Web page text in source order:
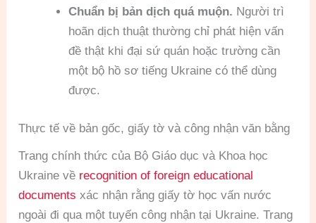
Chuẩn bị bản dịch quá muộn. Người trì
hoãn dịch thuật thường chỉ phát hiện vấn
đề thật khi đại sứ quán hoặc trường cần
một bộ hồ sơ tiếng Ukraine có thể dùng
được.
Thực tế về bản gốc, giấy tờ và công nhận văn bằng
Trang chính thức của Bộ Giáo dục và Khoa học
Ukraine về recognition of foreign educational
documents xác nhận rằng giấy tờ học vấn nước
ngoài đi qua một tuyến công nhận tại Ukraine. Trang